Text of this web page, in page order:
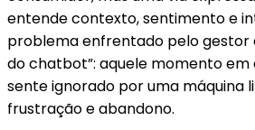
entende contexto, sentimento e
problema enfrentado pelo gestor
do chatbot”: aquele momento em
sente ignorado por uma máquina
frustração e abandono.